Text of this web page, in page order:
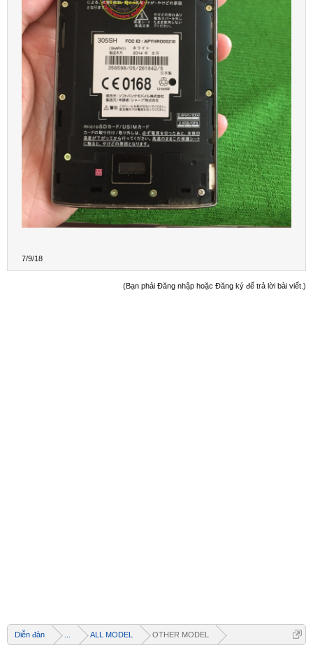
+ Chúng tôi có tất cả các dịch vụ Online từ xa
qua Teamview - Active box , Dongle , Rom Test
7/9/18
(Bạn phải Đăng nhập hoặc Đăng ký để trả lời bài viết.)
Diễn đàn ALL MODEL OTHER MODEL